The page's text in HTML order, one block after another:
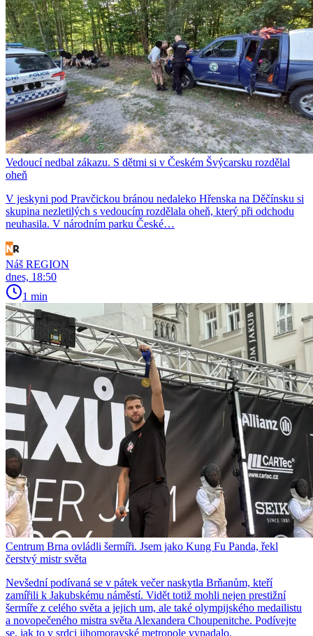
Vedoucí nedbal zákazu. S dětmi si v Českém Švýcarsku rozdělal
oheň
V jeskyni pod Pravčickou bránou nedaleko Hřenska na Děčínsku si
skupina nezletilých s vedoucím rozdělala oheň, který při odchodu
neuhasila. V národním parku České…
Náš REGION
dnes, 18:50
1 min
Centrum Brna ovládli šermíři. Jsem jako Kung Fu Panda, řekl
čerstvý mistr světa
Nevšední podívaná se v pátek večer naskytla Brňanům, kteří
zamířili k Jakubskému náměstí. Vidět totiž mohli nejen prestižní
šermíře z celého světa a jejich um, ale také olympijského medailistu
a novopečeného mistra světa Alexandera Choupenitche. Podívejte
se, jak to v srdci jihomoravské metropole vypadalo.